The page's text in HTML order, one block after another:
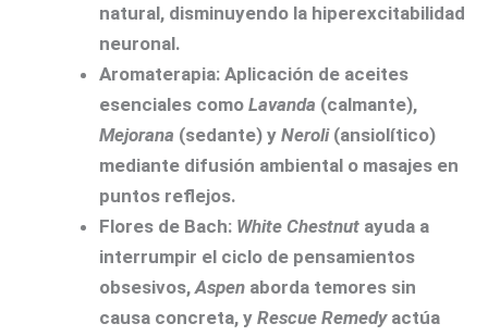
natural, disminuyendo la hiperexcitabilidad
neuronal.
Aromaterapia: Aplicación de aceites
esenciales como Lavanda (calmante),
Mejorana (sedante) y Neroli(ansiolítico)
mediante difusión ambiental o masajes en
puntos reflejos.
Flores de Bach: White Chestnut ayuda a
interrumpir el ciclo de pensamientos
obsesivos,Aspen aborda temores sin
causa concreta, y Rescue Remedyactúa